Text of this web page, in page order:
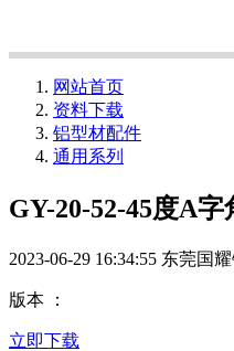
网站首页
资料下载
铝型材配件
通用系列
GY-20-52-45度A字
2023-06-29 16:34:55 东莞国
版本 ：
立即下载